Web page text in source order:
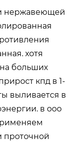
нержавеющей
хотя
больших
кпд в 1-
выливается в
в ооо
проточной